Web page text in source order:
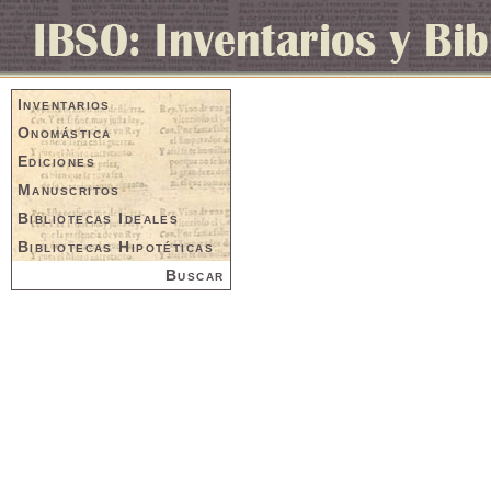
Inventarios
Onomástica
Ediciones
Manuscritos
Bibliotecas Ideales
Bibliotecas Hipotéticas
Buscar